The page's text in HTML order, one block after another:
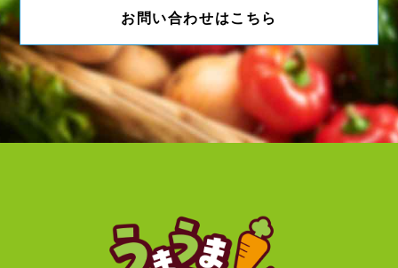
お問い合わせはこちら